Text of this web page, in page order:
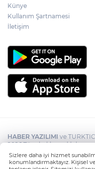
Künye
Kullanım Şartnamesi
İletişim
HABER YAZILIMI ve
2026 Tüm hakları saklıdır.
Sizlere daha iyi hizmet
konumlandırmaktayız. Kişisel